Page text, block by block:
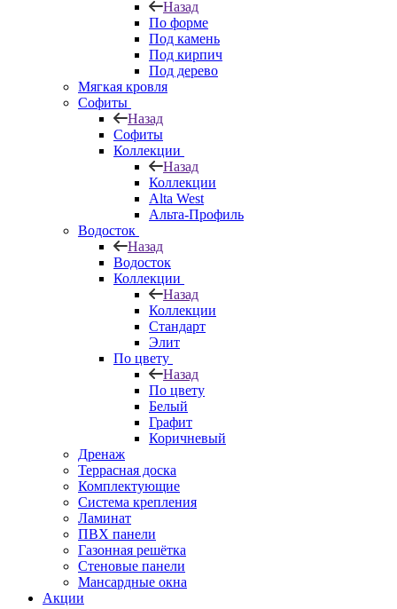
Назад
По форме
Под камень
Под кирпич
Под дерево
Мягкая кровля
Софиты
Назад
Софиты
Коллекции
Назад
Коллекции
Alta West
Альта-Профиль
Водосток
Назад
Водосток
Коллекции
Назад
Коллекции
Стандарт
Элит
По цвету
Назад
По цвету
Белый
Графит
Коричневый
Дренаж
Террасная доска
Комплектующие
Система крепления
Ламинат
ПВХ панели
Газонная решётка
Стеновые панели
Мансардные окна
Акции